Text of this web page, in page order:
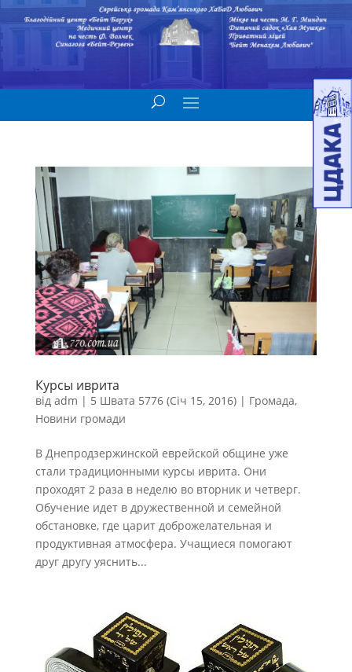
Курсы иврита
від adm | 5 Швата 5776 (Січ 15, 2016)| Громада,
Новини громади
В Днепродзержинской еврейской общине уже
стали традиционными курсы иврита. Они
проходят 2 раза в неделю во вторник и четверг.
Обучение идет в дружественной и семейной
обстановке, где царит доброжелательная и
продуктивная атмосфера. Учащиеся помогают
друг другу уяснить...